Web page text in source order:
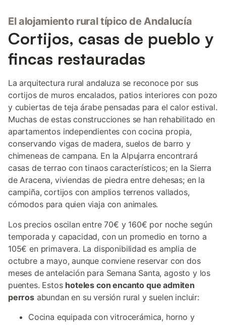
El alojamiento rural típico de Andalucía
Cortijos, casas de pueblo y
fincas restauradas
La arquitectura rural andaluza se reconoce por sus
cortijos de muros encalados, patios interiores con pozo
y cubiertas de teja árabe pensadas para el calor estival.
Muchas de estas construcciones se han rehabilitado en
apartamentos independientes con cocina propia,
conservando vigas de madera, suelos de barro y
chimeneas de campana. En la Alpujarra encontrará
casas de terrao con tinaos característicos; en la Sierra
de Aracena, viviendas de piedra entre dehesas; en la
campiña, cortijos con amplios terrenos vallados,
cómodos para quien viaja con animales.
Los precios oscilan entre 70€ y 160€ por noche según
temporada y capacidad, con un promedio en torno a
105€ en primavera. La disponibilidad es amplia de
octubre a mayo, aunque conviene reservar con dos
meses de antelación para Semana Santa, agosto y los
puentes. Estos hoteles con encanto que admiten
perrosabundan en su versión rural y suelen incluir:
Cocina equipada con vitrocerámica, horno y